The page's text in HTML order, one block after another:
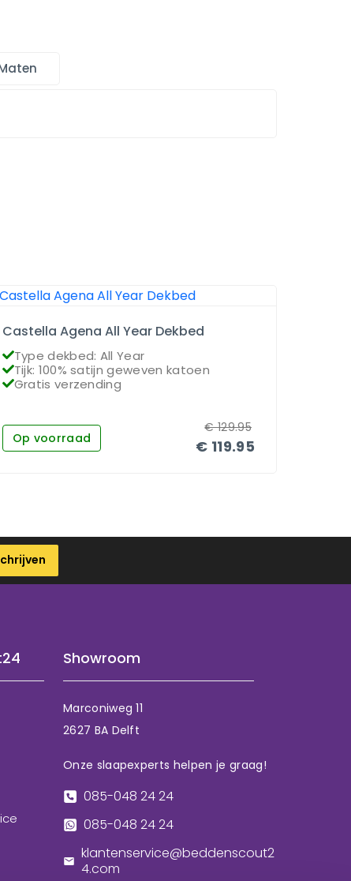
Castella Agena All Year Dekbed
Type dekbed: All Year
Tijk: 100% satijn geweven katoen
Gratis verzending
Op voorraad € 119.95
€129.95
Showroom
Marconiweg 11
2627 BA Delft
Onze slaapexperts helpen je graag!
085-048 24 24
085-048 24 24
klantenservice@beddenscout2
4.com